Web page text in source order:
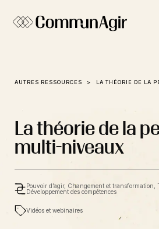
AUTRES RESSOURCES LA THÉORIE DE LA
La théorie de la
multi-niveaux
Pouvoir d’agir, Changement et transformation,
Développement des compétences
Vidéos et webinaires